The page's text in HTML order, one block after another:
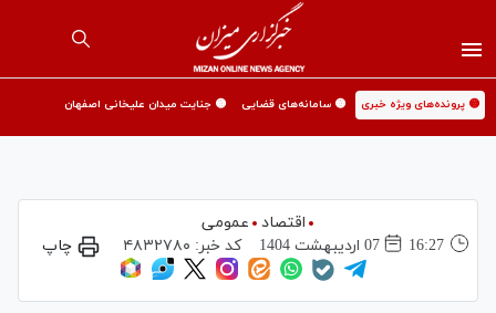
🟡 پرونده‌های ویژه خبری 🟡 سامانه‌های قضایی 🟡 جنایت میدان علیخانی اصفهان
اقتصاد
عمومی
16:27
07 ارديبهشت 1404 کد خبر: ۴۸۳۲۷۸۰ چاپ